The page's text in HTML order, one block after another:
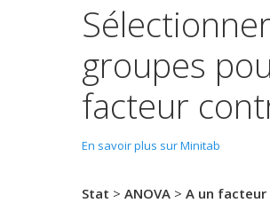
groupes
facteur
En savoir plus sur Minitab
Stat > ANOVA > A un facteur